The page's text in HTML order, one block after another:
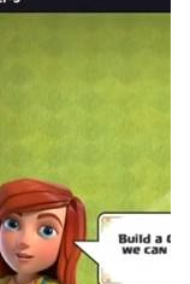
發電郵到
們更快更容易更
請用戶勿以任何方
態，長期屏敝廣告
分數將不會被發